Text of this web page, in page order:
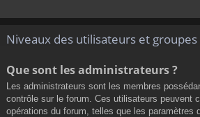
Niveaux des utilisateurs et groupes
Que sont les administrateurs ?
Les administrateurs sont les membres
contrôle sur le forum. Ces utilisateurs peuvent
opérations du forum, telles que les paramètres